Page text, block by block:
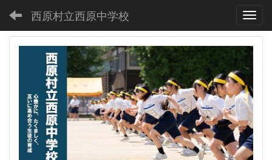
西原村立西原中学校